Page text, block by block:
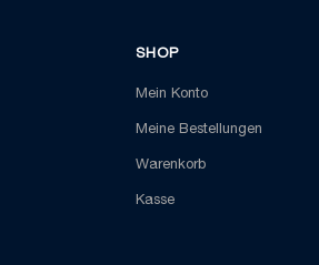
SHOP
Mein Konto
Meine Bestellungen
Warenkorb
Kasse